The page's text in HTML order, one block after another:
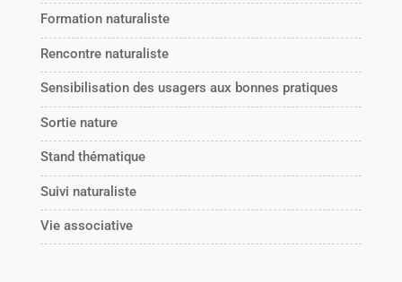
Formation naturaliste
Rencontre naturaliste
Sensibilisation des usagers aux bonnes pratiques
Sortie nature
Stand thématique
Suivi naturaliste
Vie associative